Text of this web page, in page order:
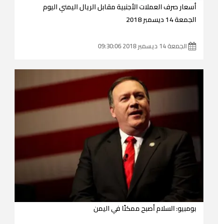
أسعار صرف العملات الأجنبية مقابل الريال اليمني اليوم
الجمعة 14 ديسمبر 2018
الجمعة 14 ديسمبر 2018 09:30:06
بومبيو: السلام أصبح ممكنًا في اليمن